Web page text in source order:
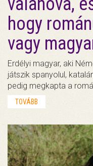
hogy
vagy
Erdélyi magyar, aki
játszik spanyolul,
pedig megkapta a
TOVÁBB